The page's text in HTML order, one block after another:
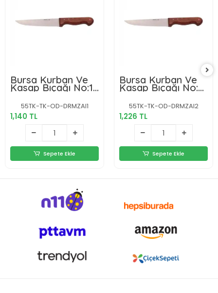
Bursa Kurban Ve
Kasap Bıçağı No:1,
İnce, 15 Cm, Ahşap
Sap
55TK-TK-OD-DRMZAI1
1,140 TL
Sepete Ekle
Bursa Kurban Ve
Kasap Bıçağı No:2,
İnce, 16.5 Cm,
Ahşap Sap
55TK-TK-OD-DRMZAI2
1,226 TL
Sepete Ekle